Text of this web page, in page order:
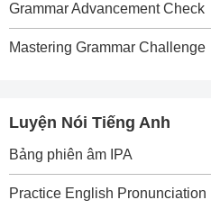
Grammar Advancement Check
Mastering Grammar Challenge
Luyện Nói Tiếng Anh
Bảng phiên âm IPA
Practice English Pronunciation